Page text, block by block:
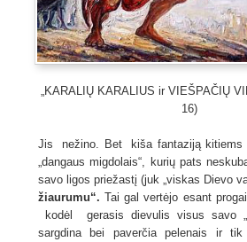
„KARALIŲ KARALIUS ir VIEŠPAČIŲ
16)
Jis nežino. Bet kiša fantaziją kitiems
„dangaus migdolais“, kurių pats
savo ligos priežastį (juk „viskas Dievo
žiaurumu“. Tai gal vertėjo esant
kodėl gerasis dievulis visus savo
sargdina bei paverčia pelenais ir